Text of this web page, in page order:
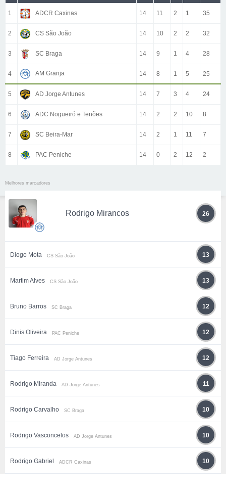
1 ADCR Caxinas 14 11 2 1 35
2 CS São João 14 10 2 2 32
3 SC Braga 14 9 1 4 28
4 AM Granja 14 8 1 5 25
5 AD Jorge Antunes 14 7 3 4 24
6 ADC Nogueiró e Tenões 14 2 2 10 8
7 SC Beira-Mar 14 2 1 11 7
8 PAC Peniche 14 0 2 12 2
Melhores marcadores
Rodrigo Mirancos 26
Diogo Mota CS São João 13
Martim Alves CS São João 13
Bruno Barros SC Braga 12
Dinis Oliveira PAC Peniche 12
Tiago Ferreira AD Jorge Antunes 12
Rodrigo Miranda AD Jorge Antunes 11
Rodrigo Carvalho SC Braga 10
Rodrigo Vasconcelos AD Jorge Antunes 10
Rodrigo Gabriel ADCR Caxinas 10